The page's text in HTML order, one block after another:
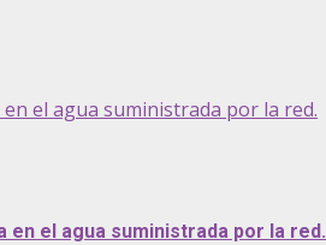
el agua suministrada por la red.
el agua suministrada por la red.